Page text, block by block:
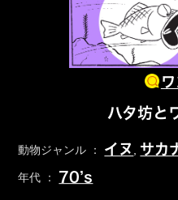
ハタ坊と
動物ジャンル ： イヌ サカ
年代 ： 70’s